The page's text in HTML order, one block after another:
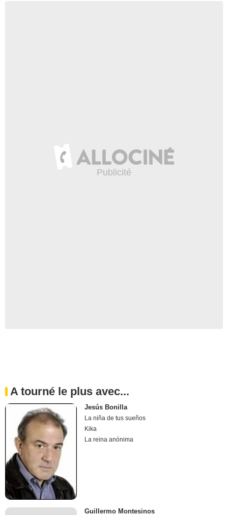
A tourné le plus avec...
Jesús Bonilla
La niña de tus sueños
Kika
La reina anónima
Guillermo Montesinos